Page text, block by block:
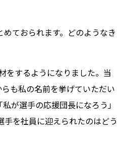
ておられます。どのようなき
をするようになりました。当
も私の名前を挙げていただい
が選手の応援団長になろう」
を社員に迎えられたのはどう